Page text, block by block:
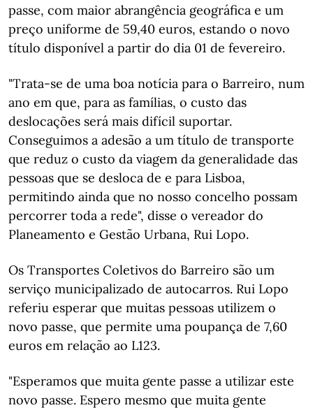
passe, com maior abrangência geográfica e um
preço uniforme de 59,40 euros, estando o novo
título disponível a partir do dia 01 de fevereiro.
"Trata-se de uma boa notícia para o Barreiro, num
ano em que, para as famílias, o custo das
deslocações será mais difícil suportar.
Conseguimos a adesão a um título de transporte
que reduz o custo da viagem da generalidade das
pessoas que se desloca de e para Lisboa,
permitindo ainda que no nosso concelho possam
percorrer toda a rede", disse o vereador do
Planeamento e Gestão Urbana, Rui Lopo.
Os Transportes Coletivos do Barreiro são um
serviço municipalizado de autocarros. Rui Lopo
referiu esperar que muitas pessoas utilizem o
novo passe, que permite uma poupança de 7,60
euros em relação ao L123.
"Esperamos que muita gente passe a utilizar este
novo passe. Espero mesmo que muita gente